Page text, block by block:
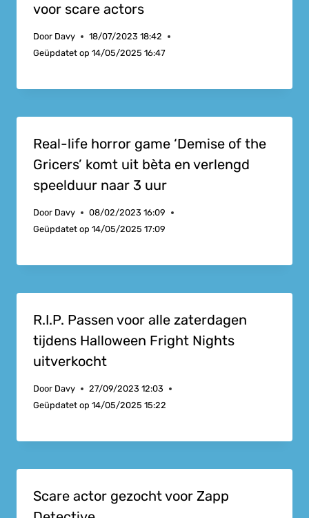
voor scare actors
Door Davy
18/07/2023 18:42
Geüpdatet op 14/05/2025 16:47
Real-life horror game ‘Demise of the
Gricers’ komt uit bèta en verlengd
speelduur naar 3 uur
Door Davy
08/02/2023 16:09
Geüpdatet op 14/05/2025 17:09
R.I.P. Passen voor alle zaterdagen
tijdens Halloween Fright Nights
uitverkocht
Door Davy
27/09/2023 12:03
Geüpdatet op 14/05/2025 15:22
Scare actor gezocht voor Zapp